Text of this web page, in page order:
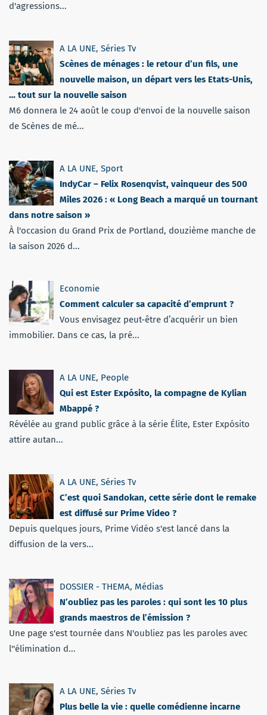
d'agressions...
A LA UNE, Séries Tv
Scènes de ménages : le retour d’un fils, une
nouvelle maison, un départ vers les Etats-Unis,
… tout sur la nouvelle saison
M6 donnera le 24 août le coup d'envoi de la nouvelle saison
de Scènes de mé...
A LA UNE, Sport
IndyCar – Felix Rosenqvist, vainqueur des 500
Miles 2026 : « Long Beach a marqué un tournant
dans notre saison »
À l'occasion du Grand Prix de Portland, douzième manche de
la saison 2026 d...
Economie
Comment calculer sa capacité d’emprunt ?
Vous envisagez peut-être d’acquérir un bien
immobilier. Dans ce cas, la pré...
A LA UNE, People
Qui est Ester Expósito, la compagne de Kylian
Mbappé ?
Révélée au grand public grâce à la série Élite, Ester Expósito
attire autan...
A LA UNE, Séries Tv
C’est quoi Sandokan, cette série dont le remake
est diffusé sur Prime Video ?
Depuis quelques jours, Prime Vidéo s'est lancé dans la
diffusion de la vers...
DOSSIER - THEMA, Médias
N’oubliez pas les paroles : qui sont les 10 plus
grands maestros de l’émission ?
Une page s'est tournée dans N'oubliez pas les paroles avec
l''élimination d...
A LA UNE, Séries Tv
Plus belle la vie : quelle comédienne incarne